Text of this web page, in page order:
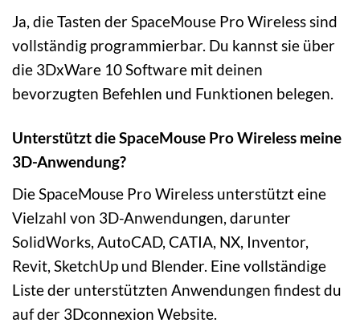
Ja, die Tasten der SpaceMouse Pro Wireless sind
vollständig programmierbar. Du kannst sie über
die 3DxWare 10 Software mit deinen
bevorzugten Befehlen und Funktionen belegen.
Unterstützt die SpaceMouse Pro Wireless meine
3D-Anwendung?
Die SpaceMouse Pro Wireless unterstützt eine
Vielzahl von 3D-Anwendungen, darunter
SolidWorks, AutoCAD, CATIA, NX, Inventor,
Revit, SketchUp und Blender. Eine vollständige
Liste der unterstützten Anwendungen findest du
auf der 3Dconnexion Website.